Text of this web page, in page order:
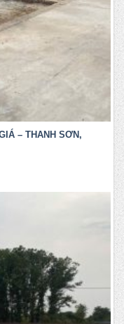
– THANH SƠN,